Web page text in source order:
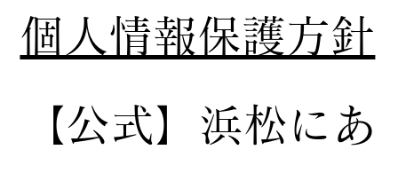
個人情報保護方針
【公式】 浜松にあ